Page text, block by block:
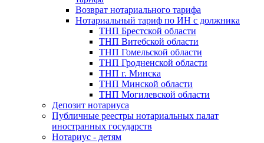
Возврат нотариального тарифа
Нотариальный тариф по ИН с должника
ТНП Брестской области
ТНП Витебской области
ТНП Гомельской области
ТНП Гродненской области
ТНП г. Минска
ТНП Минской области
ТНП Могилевской области
Депозит нотариуса
Публичные реестры нотариальных палат
иностранных государств
Нотариус - детям